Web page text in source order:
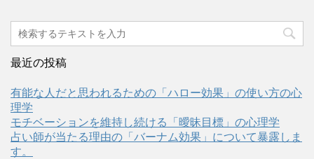
最近の投稿
有能な人だと思われるための「ハロー効果」の使い方の心
理学
モチベーションを維持し続ける「曖昧目標」の心理学
占い師が当たる理由の「バーナム効果」について暴露しま
す。